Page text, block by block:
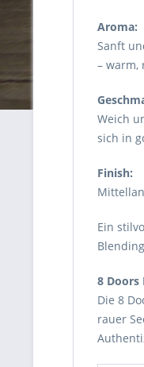
Aroma:
Sanft
– warm,
Weich
sich in
Finish:
Ein
8 Doors
Die 8
rauer